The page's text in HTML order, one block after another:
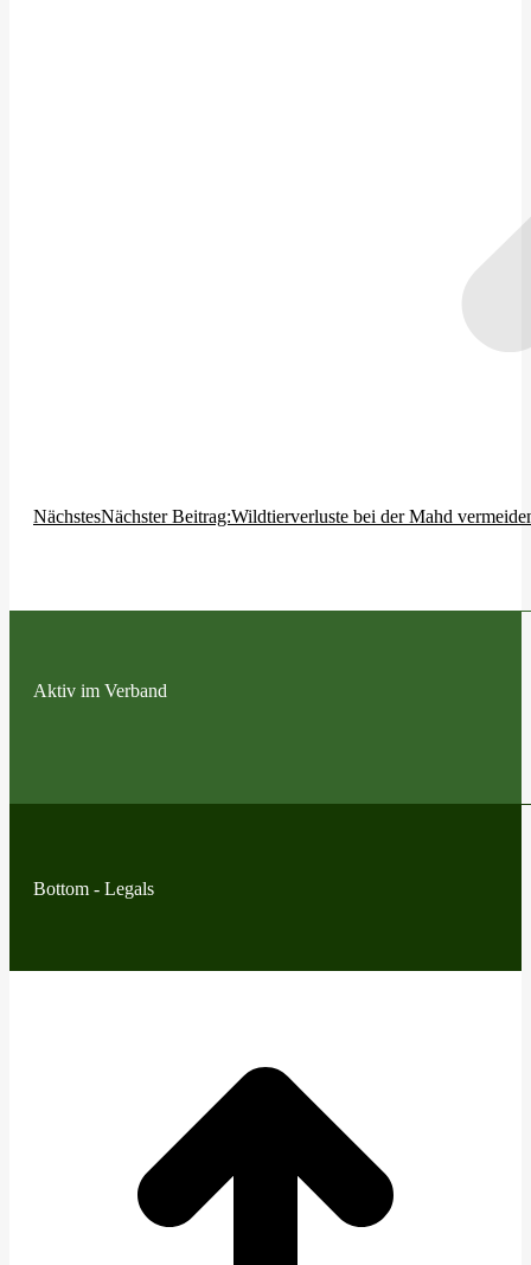
NächstesNächster Beitrag:Wildtierverluste bei der Mahd
Aktiv im Verband
Bottom - Legals